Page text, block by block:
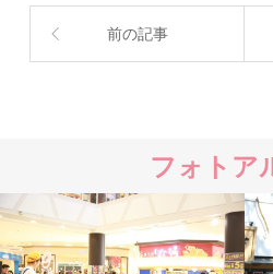
前の記事
フォトア